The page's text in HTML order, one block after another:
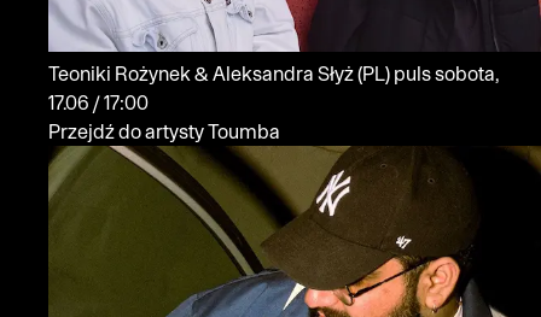
Teoniki Rożynek & Aleksandra Słyż(PL) pulssobota,
17.06 / 17:00
Przejdź do artysty Toumba